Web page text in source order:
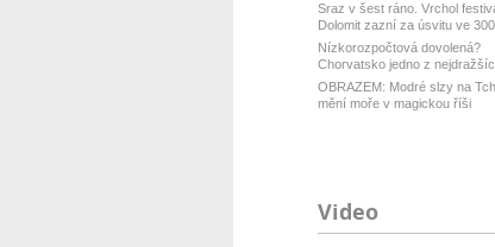
Sraz v šest ráno. Vrchol
Dolomit zazní za úsvitu ve
Nízkorozpočtová dovolená?
Chorvatsko jedno z
v Evropě! Lev...
OBRAZEM: Modré slzy na
mění moře v magickou říši
Video